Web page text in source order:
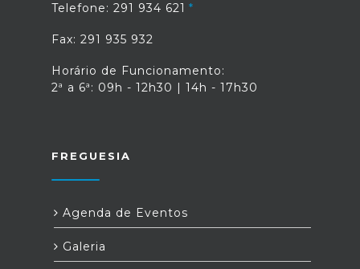
Telefone: 291 934 621
Fax: 291 935 932
Horário de Funcionamento:
2ª a 6ª: 09h - 12h30 | 14h - 17h30
FREGUESIA
Agenda de Eventos
Galeria